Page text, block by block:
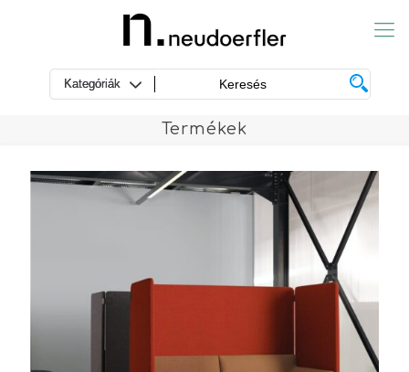
Termékek